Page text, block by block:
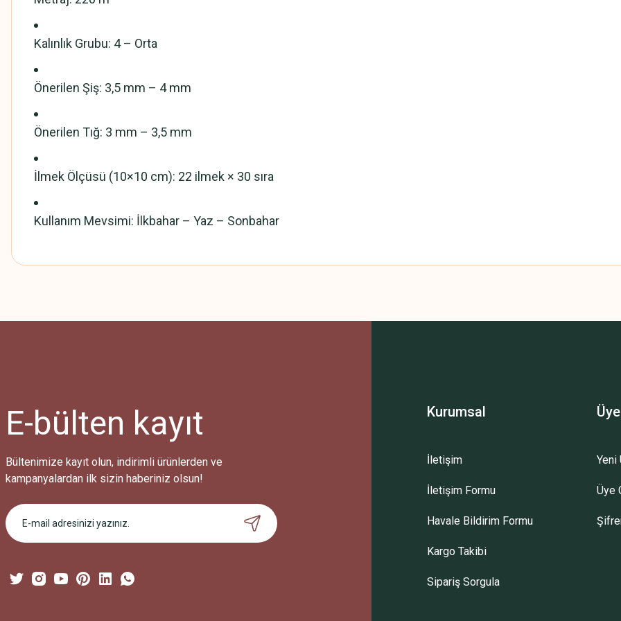
Kalınlık Grubu: 4 – Orta
Önerilen Şiş: 3,5 mm – 4 mm
Önerilen Tığ: 3 mm – 3,5 mm
İlmek Ölçüsü (10×10 cm): 22 ilmek × 30 sıra
Kullanım Mevsimi: İlkbahar – Yaz – Sonbahar
Bu ürüne ilk yorumu siz yapın!
Bu ürüne benzer farklı alternatifler olmalı.
Gönder
E-bülten kayıt
Bültenimize kayıt olun, indirimli ürünlerden ve
kampanyalardan ilk sizin haberiniz olsun!
Kurumsal
İletişim
İletişim Formu
Havale Bildirim Formu
Kargo Takibi
Sipariş Sorgula
Yeni
Üye